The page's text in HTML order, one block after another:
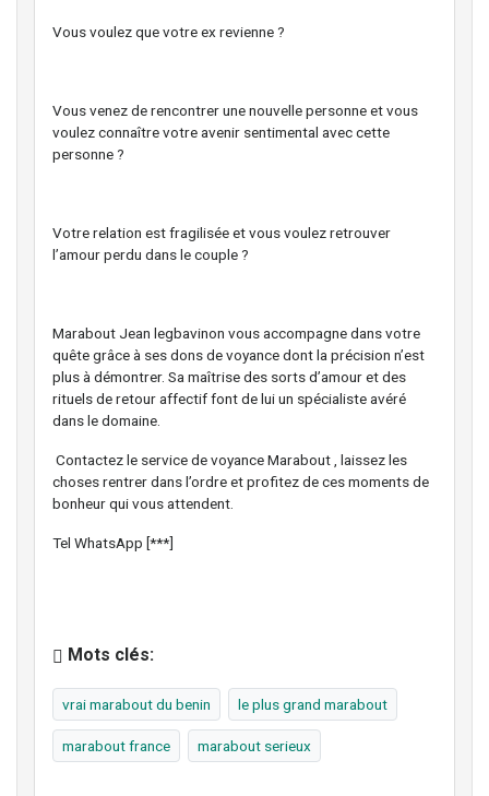
Vous voulez que votre ex revienne ?
Vous venez de rencontrer une nouvelle personne et vous
voulez connaître votre avenir sentimental avec cette
personne ?
Votre relation est fragilisée et vous voulez retrouver
l’amour perdu dans le couple ?
Marabout Jean legbavinon vous accompagne dans votre
quête grâce à ses dons de voyance dont la précision n’est
plus à démontrer. Sa maîtrise des sorts d’amour et des
rituels de retour affectif font de lui un spécialiste avéré
dans le domaine.
Contactez le service de voyance Marabout , laissez les
choses rentrer dans l’ordre et profitez de ces moments de
bonheur qui vous attendent.
Tel WhatsApp [***]
Mots clés:
vrai marabout du benin le plus grand marabout
marabout france marabout serieux